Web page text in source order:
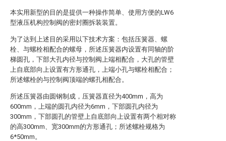
本实用新型的目的是提供一种操作简单、使用方便的LW6
型液压机构控制阀的密封圈拆装装置。
为了达到上述目的采用以下技术方案：包括压簧器、螺
栓、与螺栓相配合的螺母，所述压簧器内设置有同轴的阶
梯圆孔，下部大孔内径与控制阀上端相配合，大孔的管壁
上自底部向上设置有方形通孔，上端小孔与螺栓相配合；
所述螺栓的与控制阀顶端的螺孔相配合。
所述压簧器由圆钢制成，压簧器直径为400mm，高为
600mm，上端的圆孔内径为6mm，下部圆孔内径为
300mm，下部圆孔的管壁上自底部向上设置有两个相对称
的高300mm、宽300mm的方形通孔；所述螺栓规格为
6*50mm。